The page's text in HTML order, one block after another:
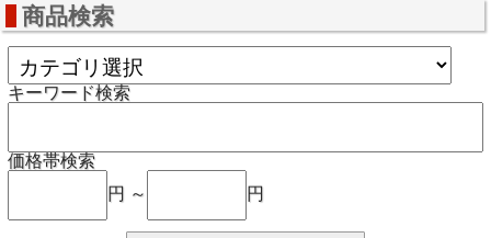
商品検索
キーワード検索
価格帯検索
円 ～
円